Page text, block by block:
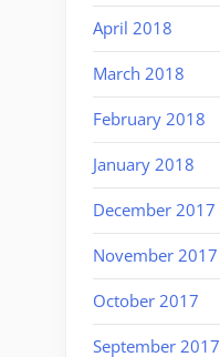
April 2018
March 2018
February 2018
January 2018
December 2017
November 2017
October 2017
September 2017